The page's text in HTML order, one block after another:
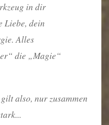
in dir
Liebe, dein
Alles
die „Magie“
also, nur zusammen